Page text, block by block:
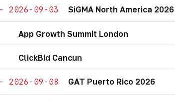
2026-09-03 SiGMA North America 2026
App Growth Summit London
ClickBid Cancun
2026-09-08 GAT Puerto Rico 2026